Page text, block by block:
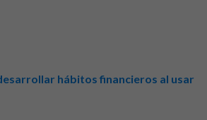
hábitos financieros al usar